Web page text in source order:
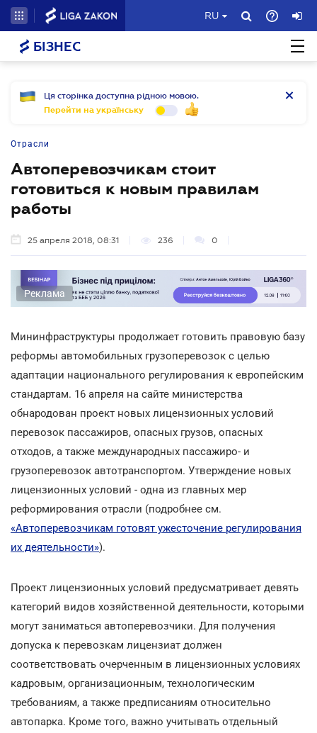
RU
БІЗНЕС
Ця сторінка доступна рідною мовою.
Перейти на українську
Отрасли
Автоперевозчикам стоит
готовиться к новым правилам
работы
25 апреля 2018, 08:31 236 0
Реклама
Мининфраструктуры продолжает готовить правовую базу
реформы автомобильных грузоперевозок с целью
адаптации национального регулирования к европейским
стандартам. 16 апреля на сайте министерства
обнародован проект новых лицензионных условий
перевозок пассажиров, опасных грузов, опасных
отходов, а также международных пассажиро- и
грузоперевозок автотранспортом. Утверждение новых
лицензионных условий - одна из главных мер
реформирования отрасли (подробнее см.
«Автоперевозчикам готовят ужесточение регулирования
их деятельности»).
Проект лицензионных условий предусматривает девять
категорий видов хозяйственной деятельности, которыми
могут заниматься автоперевозчики. Для получения
допуска к перевозкам лицензиат должен
соответствовать очерченным в лицензионных условиях
кадровым, организационным, технологическим
требованиям, а также предписаниям относительно
автопарка. Кроме того, важно учитывать отдельный